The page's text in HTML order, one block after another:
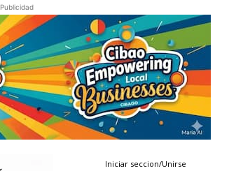
Publicidad
Iniciar seccion/Unirse